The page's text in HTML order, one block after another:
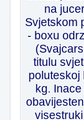
na
Svjetskom
- boxu
titulu
poluteskoj
kg.